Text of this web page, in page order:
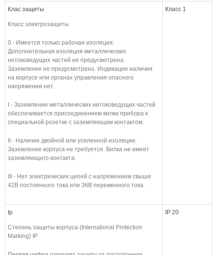
Клас защиты
Класс электрозащиты
0 - Имеется только рабочая изоляция.
Дополнительная изоляция металлических
нетоковедущих частей не предусмотрена.
Заземление не предусмотрено. Индикации наличия
на корпусе или органах управления опасного
напряжения нет.
I - Заземление металлических нетоковедущих частей
обеспечивается присоединением вилки прибора к
специальной розетке с заземляющим контактом.
II - Наличие двойной или усиленной изоляции.
Заземление корпуса не требуется. Вилка не имеет
заземляющего контакта.
III - Нет электрических цепей с напряжением свыше
42В постоянного тока или 36В переменного тока.
Класс 1
Ip
Степень защиты корпуса (International Protection
Marking) IP
IP 20